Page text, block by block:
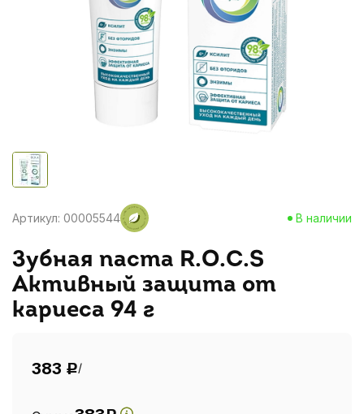
Артикул: 00005544 В наличии
Зубная паста R.O.C.S
Активный защита от
кариеса 94 г
383 Р/